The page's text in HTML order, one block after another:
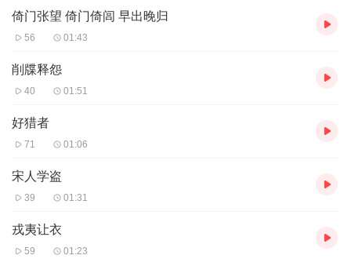
倚门张望 倚门倚闾 早出晚归
56 01:43
削牒释怨
40 01:51
好猎者
71 01:06
宋人学盗
39 01:31
戎夷让衣
59 01:23